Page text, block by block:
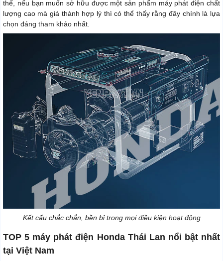
thế, nếu bạn muốn sở hữu được một sản phẩm máy phát điện chất
lượng cao mà giá thành hợp lý thì có thể thấy rằng đây chính là lựa
chọn đáng tham khảo nhất.
Kết cấu chắc chắn, bền bỉ trong mọi điều kiện hoạt động
TOP 5 máy phát điện Honda Thái Lan nổi bật nhất
tại Việt Nam